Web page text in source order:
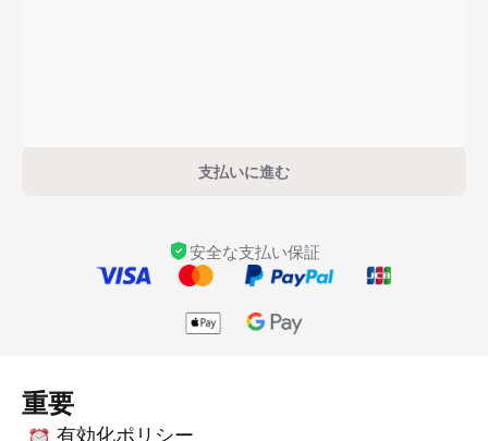
支払いに進む
安全な支払い保証
重要
有効化ポリシー